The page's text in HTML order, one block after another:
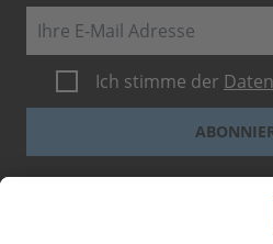
Ich stimme der
Dieses Formular ist durch reCAPTCHA
-